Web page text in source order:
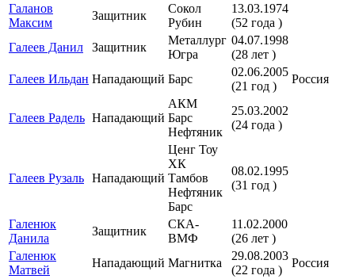
Галанов
Максим
Защитник
Сокол
Рубин
13.03.1974
(52 года )
Галеев Данил
Защитник
Металлург
Югра
04.07.1998
(28 лет )
Галеев Ильдан Нападающий Барс
02.06.2005
(21 год )
Россия
Галеев Радель Нападающий
АКМ
Барс
Нефтяник
25.03.2002
(24 года )
Галеев Рузаль Нападающий
Ценг Тоу
ХК
Тамбов
Нефтяник
Барс
08.02.1995
(31 год )
Галенюк
Данила
Защитник
СКА-
ВМФ
11.02.2000
(26 лет )
Галенюк
Матвей
Нападающий Магнитка
29.08.2003
(22 года )
Россия